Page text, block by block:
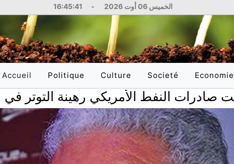
الخميس 06 أوت 2026 -
16:45:42
Accueil
(current)
Politique
National
International
Culture
Littérature
Philosophie
Arts
Réflexions
Societé
Education
Santé
Sciences
Justice
Economie
National
International
النفط الأمريكي رهينة التوتر في هرمز